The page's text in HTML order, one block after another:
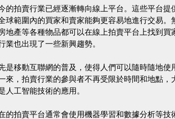
的拍賣行業已經逐漸轉向線上平台。這些平台
球範圍內的買家和賣家能夠更容易地進行交易
地產等各種物品都可以在線上拍賣平台上找到
業也出現了一些新興趨勢。
是移動互聯網的普及，使得人們可以隨時隨地
來，拍賣行業的參與者不再受限於時間和地點
人工智能技術的應用。
的拍賣平台通常會使用機器學習和數據分析等